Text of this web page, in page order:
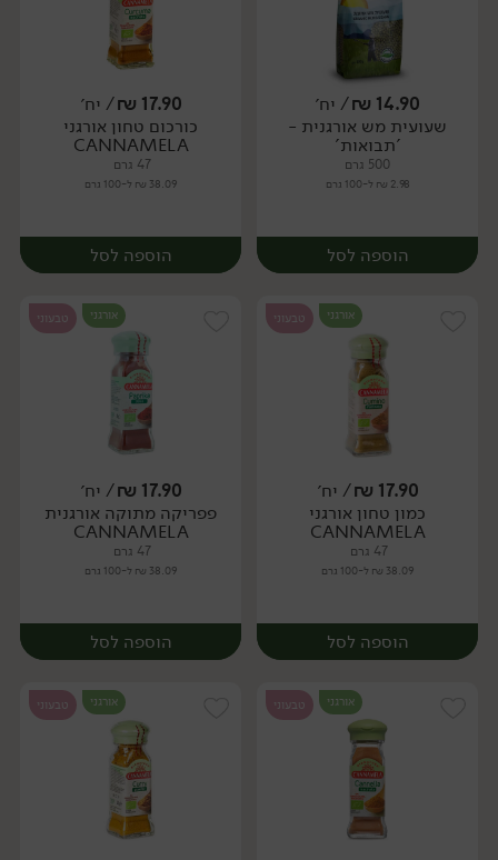
יח׳ יח׳
14.90
₪/ יח׳
שעועית מש אורגנית -
'תבואות'
500 גרם
2.98 ₪ ל-100 גרם
הוספה לסל
יח׳
17.90
₪/ יח׳
כורכום טחון אורגני
CANNAMELA
47 גרם
38.09 ₪ ל-100 גרם
הוספה לסל
יח׳
אורגני טבעוני
17.90
₪/ יח׳
כמון טחון אורגני
CANNAMELA
47 גרם
38.09 ₪ ל-100 גרם
הוספה לסל
אורגני טבעוני
17.90
₪/ יח׳
פפריקה מתוקה אורגנית
CANNAMELA
47 גרם
38.09 ₪ ל-100 גרם
הוספה לסל
אורגני טבעוני אורגני טבעוני